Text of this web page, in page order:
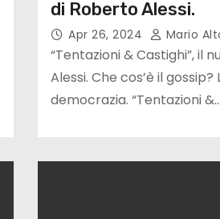
di Roberto Alessi.
Apr 26, 2024 Mario
“Tentazioni & Castighi”, il
Alessi. Che cos’è il
democrazia. “Tentazioni &…